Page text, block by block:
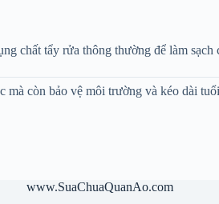
chất tẩy rửa thông thường để làm
còn bảo vệ môi trường và kéo dài
www.SuaChuaQuanAo.com